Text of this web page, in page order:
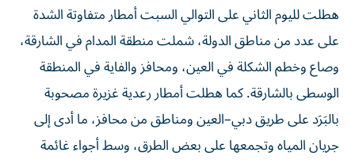
هطلت لليوم الثاني على التوالي السبت أمطار متفاوتة الشدة
على عدد من مناطق الدولة، شملت منطقة المدام في الشارقة،
وصاع وخطم الشكلة في العين، ومحافز والفاية في المنطقة
الوسطى بالشارقة. كما هطلت أمطار رعدية غزيرة مصحوبة
بالبَرَد على طريق دبي–العين ومناطق من محافز، ما أدى إلى
جريان المياه وتجمعها على بعض الطرق، وسط أجواء غائمة